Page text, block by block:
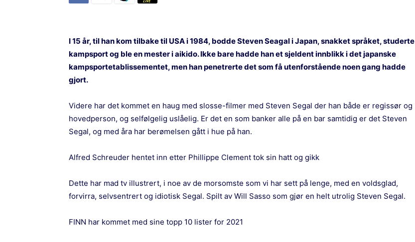
I 15 år, til han kom tilbake til USA i 1984, bodde Steven Seagal i Japan, snakket språket, studerte
kampsport og ble en mester i aikido. Ikke bare hadde han et sjeldent innblikk i det japanske
kampsportetablissementet, men han penetrerte det som få utenforstående noen gang hadde
gjort.
Videre har det kommet en haug med slosse-filmer med Steven Segal der han både er regissør og
hovedperson, og selfølgelig uslåelig. Er det en som banker alle på en bar samtidig er det Steven
Segal, og med åra har berømelsen gått i hue på han.
Alfred Schreuder hentet inn etter Phillippe Clement tok sin hatt og gikk
Dette har mad tv illustrert, i noe av de morsomste som vi har sett på lenge, med en voldsglad,
forvirra, selvsentrert og idiotisk Segal. Spilt av Will Sasso som gjør en helt utrolig Steven Segal.
FINN har kommet med sine topp 10 lister for 2021